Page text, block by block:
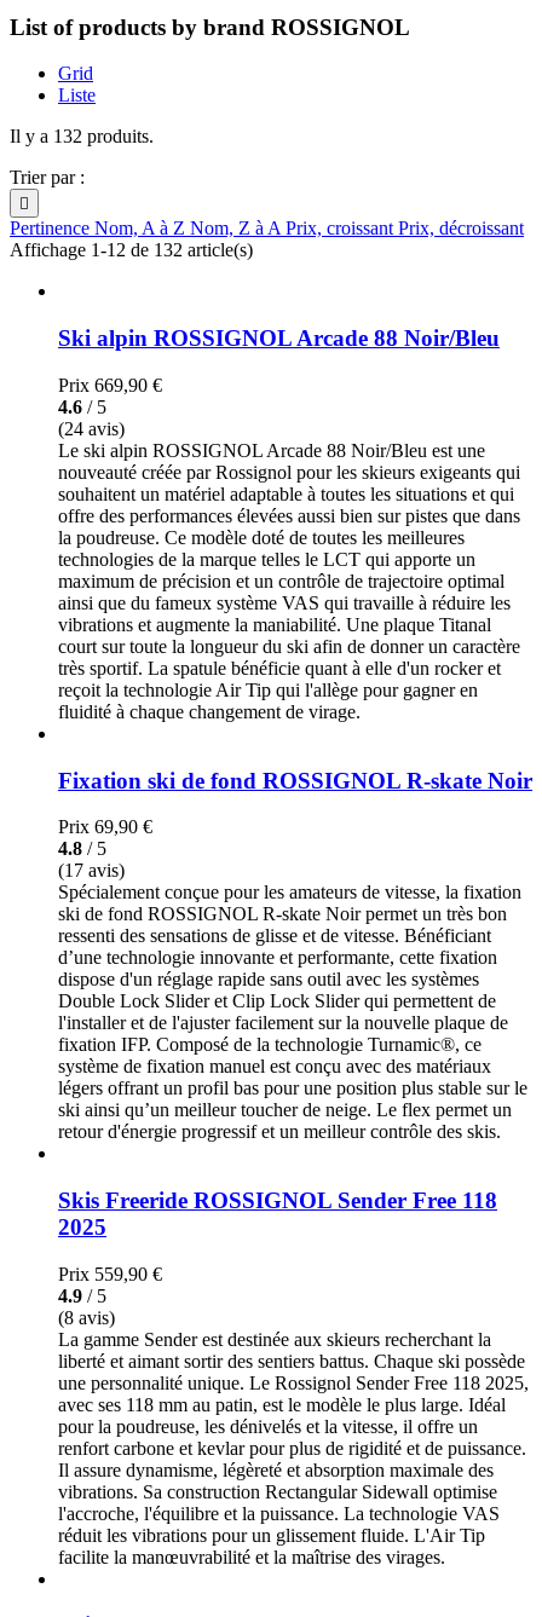
List of products by brand ROSSIGNOL
Grid
Liste
Il y a 132 produits.
Trier par :

Pertinence Nom, A à Z Nom, Z à APrix, croissantPrix, décroissant
Affichage 1-12 de 132 article(s)
Ski alpin ROSSIGNOL Arcade 88 Noir/Bleu
Prix 669,90 €
4.6 / 5
(24 avis)
Le ski alpin ROSSIGNOL Arcade 88 Noir/Bleu est une
nouveauté créée par Rossignol pour les skieurs exigeants qui
souhaitent un matériel adaptable à toutes les situations et qui
offre des performances élevées aussi bien sur pistes que dans
la poudreuse. Ce modèle doté de toutes les meilleures
technologies de la marque telles le LCT qui apporte un
maximum de précision et un contrôle de trajectoire optimal
ainsi que du fameux système VAS qui travaille à réduire les
vibrations et augmente la maniabilité. Une plaque Titanal
court sur toute la longueur du ski afin de donner un caractère
très sportif. La spatule bénéficie quant à elle d'un rocker et
reçoit la technologie Air Tip qui l'allège pour gagner en
fluidité à chaque changement de virage.
Fixation ski de fond ROSSIGNOL R-skate Noir
Prix 69,90 €
4.8 / 5
(17 avis)
Spécialement conçue pour les amateurs de vitesse, la fixation
ski de fond ROSSIGNOL R-skate Noir permet un très bon
ressenti des sensations de glisse et de vitesse. Bénéficiant
d’une technologie innovante et performante, cette fixation
dispose d'un réglage rapide sans outil avec les systèmes
Double Lock Slider et Clip Lock Slider qui permettent de
l'installer et de l'ajuster facilement sur la nouvelle plaque de
fixation IFP. Composé de la technologie Turnamic®, ce
système de fixation manuel est conçu avec des matériaux
légers offrant un profil bas pour une position plus stable sur le
ski ainsi qu’un meilleur toucher de neige. Le flex permet un
retour d'énergie progressif et un meilleur contrôle des skis.
Skis Freeride ROSSIGNOL Sender Free 118
2025
Prix 559,90 €
4.9 / 5
(8 avis)
La gamme Sender est destinée aux skieurs recherchant la
liberté et aimant sortir des sentiers battus. Chaque ski possède
une personnalité unique. Le Rossignol Sender Free 118 2025,
avec ses 118 mm au patin, est le modèle le plus large. Idéal
pour la poudreuse, les dénivelés et la vitesse, il offre un
renfort carbone et kevlar pour plus de rigidité et de puissance.
Il assure dynamisme, légèreté et absorption maximale des
vibrations. Sa construction Rectangular Sidewall optimise
l'accroche, l'équilibre et la puissance. La technologie VAS
réduit les vibrations pour un glissement fluide. L'Air Tip
facilite la manœuvrabilité et la maîtrise des virages.